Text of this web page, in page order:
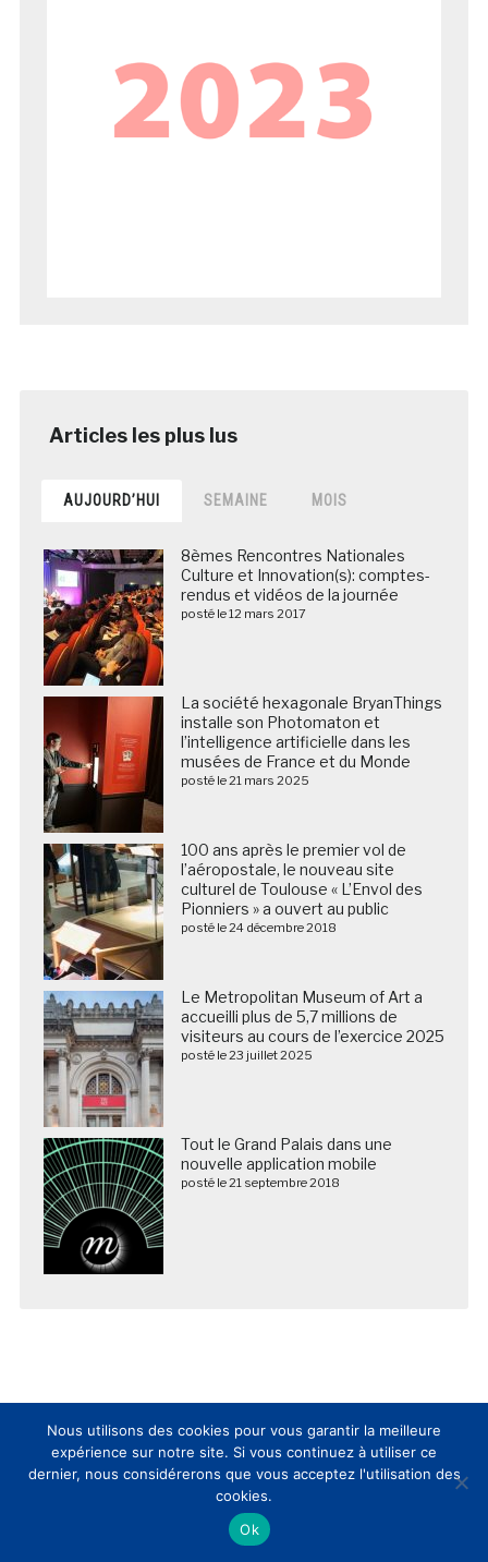
AUJOURD’HUI SEMAINE MOIS
8èmes Rencontres Nationales
Culture et Innovation(s): comptes-
rendus et vidéos de la journée
posté le 12 mars 2017
La société hexagonale BryanThings
installe son Photomaton et
l’intelligence artificielle dans les
musées de France et du Monde
posté le 21 mars 2025
100 ans après le premier vol de
l’aéropostale, le nouveau site
culturel de Toulouse « L’Envol des
Pionniers » a ouvert au public
posté le 24 décembre 2018
Le Metropolitan Museum of Art a
accueilli plus de 5,7 millions de
visiteurs au cours de l’exercice 2025
posté le 23 juillet 2025
Tout le Grand Palais dans une
nouvelle application mobile
posté le 21 septembre 2018
Nous suivre sur les réseaux sociaux
Nous utilisons des cookies pour vous garantir la meilleure
expérience sur notre site. Si vous continuez à utiliser ce
dernier, nous considérerons que vous acceptez l'utilisation des
cookies.
Ok